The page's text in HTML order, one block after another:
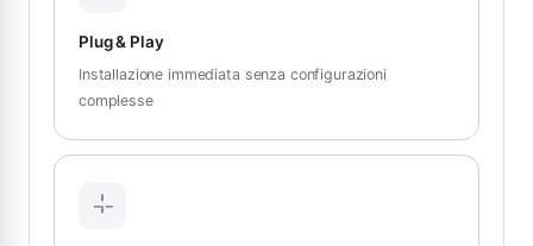
Plug & Play
Installazione immediata senza configurazioni
complesse